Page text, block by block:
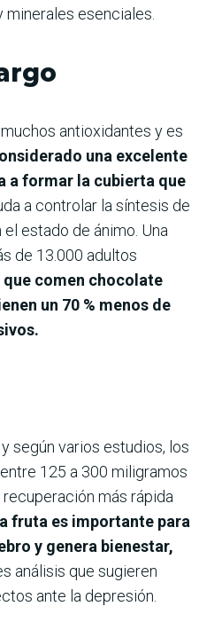
minerales esenciales.
antioxidantes y es
una excelente
a formar la cubierta que
a controlar la síntesis de
estado de ánimo. Una
de 13.000 adultos
que comen chocolate
un 70 % menos de
según varios estudios, los
125 a 300 miligramos
más rápida
fruta es importante para
y genera bienestar,
análisis que sugieren
ante la depresión.